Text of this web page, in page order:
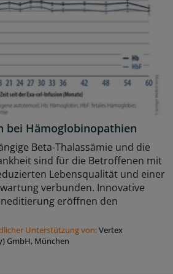
bei Hämoglobinopathien
Beta-Thalassämie und die
sind für die Betroffenen mit
Lebensqualität und einer
verbunden. Innovative
eröffnen den
Unterstützung von:Vertex
GmbH, München